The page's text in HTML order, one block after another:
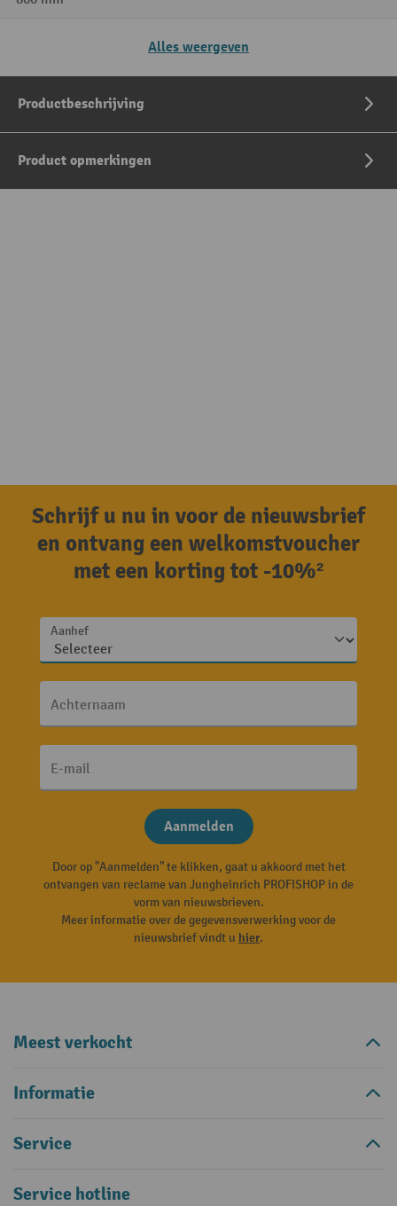
Alles weergeven
Productbeschrijving
Product opmerkingen
Schrijf u nu in voor de nieuwsbrief
en ontvang een welkomstvoucher
met een korting tot -10%²
Aanhef
Achternaam
E-mail
Aanmelden
Door op "Aanmelden" te klikken, gaat u akkoord met het
ontvangen van reclame van Jungheinrich PROFISHOP in de
vorm van nieuwsbrieven.
Meer informatie over de gegevensverwerking voor de
nieuwsbrief vindt u hier.
Meest verkocht
Informatie
Service
Service hotline